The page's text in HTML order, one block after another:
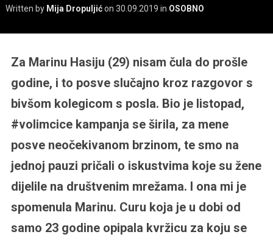
Written by Mija Dropuljićon 30.09.2019 in OSOBNO
Za Marinu Hasiju (29) nisam čula do prošle
godine, i to posve slučajno kroz razgovor s
bivšom kolegicom s posla. Bio je listopad,
#volimcice kampanja se širila, za mene
posve neočekivanom brzinom, te smo na
jednoj pauzi pričali o iskustvima koje su žene
dijelile na društvenim mrežama. I ona mi je
spomenula Marinu. Curu koja je u dobi od
samo 23 godine opipala kvržicu za koju se